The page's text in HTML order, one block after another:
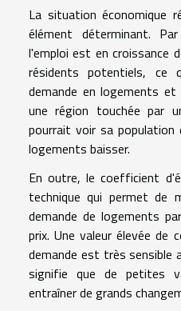
La situation économique
élément déterminant.
l'emploi est en croissance
résidents potentiels, ce
demande en logements
une région touchée par
pourrait voir sa population
logements baisser.
En outre, le coefficient
technique qui permet de
demande de logements
prix. Une valeur élevée de
demande est très sensible
signifie que de petites
entraîner de grands